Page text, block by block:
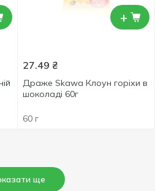
+
27.49 ₴
Драже Skawa Клоун горіхи в
шоколаді 60г
60 г
ще